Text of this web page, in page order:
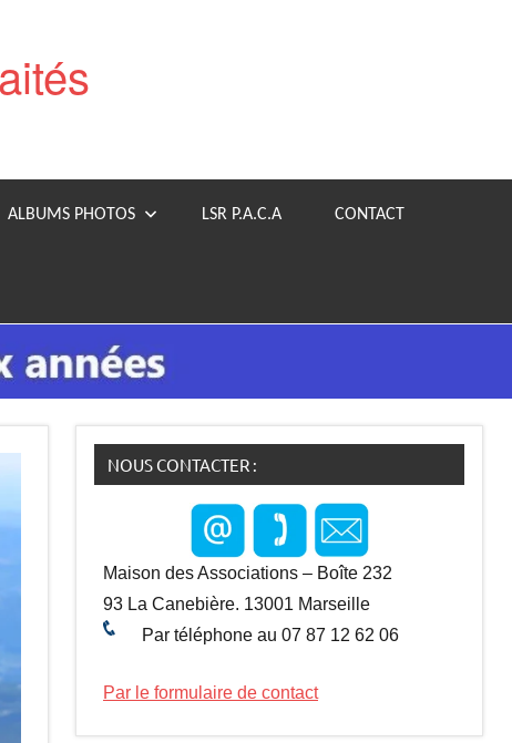
ALBUMS PHOTOS LSR P.A.C.A CONTACT
NOUS CONTACTER :
Maison des Associations – Boîte 232
93 La Canebière. 13001 Marseille
Par téléphone au 07 87 12 62 06
Par le formulaire de contact